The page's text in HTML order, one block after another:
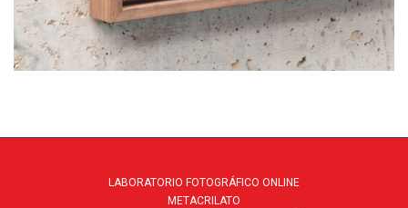
LABORATORIO FOTOGRÁFICO ONLINE
METACRILATO